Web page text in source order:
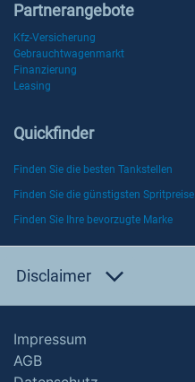
Partnerangebote
Kfz-Versicherung
Gebrauchtwagenmarkt
Finanzierung
Leasing
Quickfinder
Finden Sie die besten Tankstellen
Finden Sie die günstigsten Spritpreise
Finden Sie Ihre bevorzugte Marke
Disclaimer
Impressum
AGB